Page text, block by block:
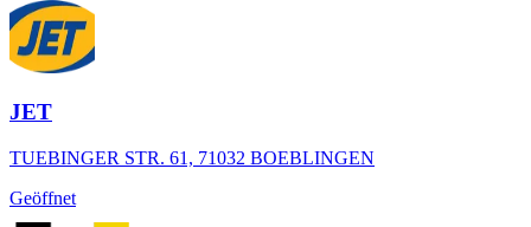
JET
TUEBINGER STR. 61, 71032 BOEBLINGEN
Geöffnet